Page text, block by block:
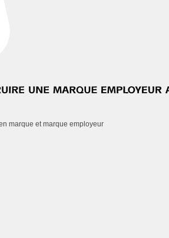
marque et marque employeur